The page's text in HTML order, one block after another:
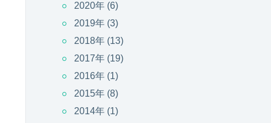
2020年 (6)
2019年 (3)
2018年 (13)
2017年 (19)
2016年 (1)
2015年 (8)
2014年 (1)